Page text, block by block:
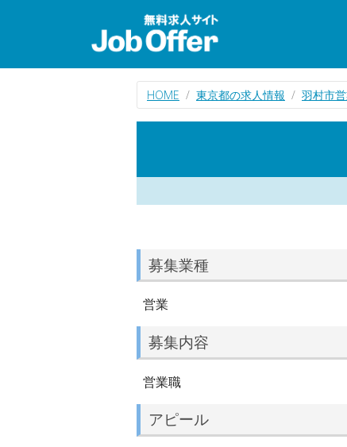
HOME 東京都の求人情報 羽村市
募集業種
営業
募集内容
営業職
アピール